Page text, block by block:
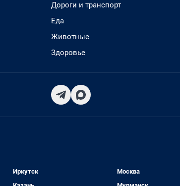
Дороги и транспорт
Еда
Животные
Здоровье
Иркутск
Москва